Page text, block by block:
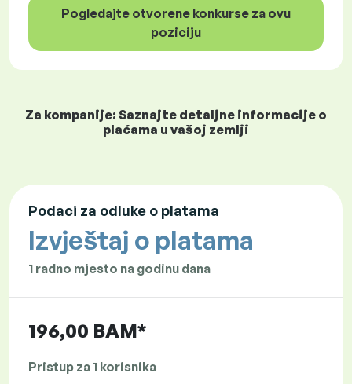
Pogledajte otvorene konkurse za ovu
poziciju
Za kompanije: Saznajte detaljne informacije o
plaćama u vašoj zemlji
Podaci za odluke o platama
Izvještaj o platama
1 radno mjesto na godinu dana
196,00 BAM*
Pristup za 1 korisnika